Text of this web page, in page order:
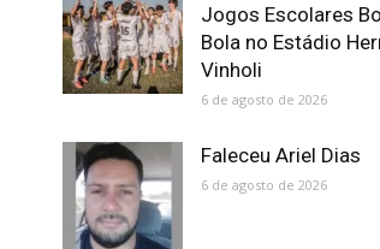
Jogos Escolares
Bola no Estádio
Vinholi
6 de agosto de 2026
Faleceu Ariel Dias
6 de agosto de 2026